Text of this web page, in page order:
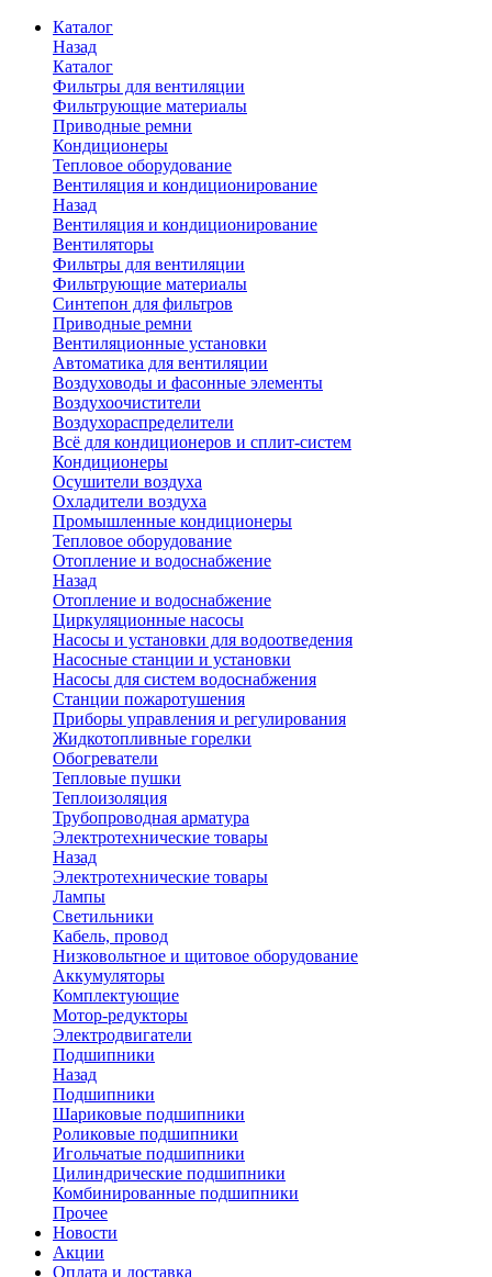
Каталог
Назад
Каталог
Фильтры для вентиляции
Фильтрующие материалы
Приводные ремни
Кондиционеры
Тепловое оборудование
Вентиляция и кондиционирование
Назад
Вентиляция и кондиционирование
Вентиляторы
Фильтры для вентиляции
Фильтрующие материалы
Синтепон для фильтров
Приводные ремни
Вентиляционные установки
Автоматика для вентиляции
Воздуховоды и фасонные элементы
Воздухоочистители
Воздухораспределители
Всё для кондиционеров и сплит-систем
Кондиционеры
Осушители воздуха
Охладители воздуха
Промышленные кондиционеры
Тепловое оборудование
Отопление и водоснабжение
Назад
Отопление и водоснабжение
Циркуляционные насосы
Насосы и установки для водоотведения
Насосные станции и установки
Насосы для систем водоснабжения
Станции пожаротушения
Приборы управления и регулирования
Жидкотопливные горелки
Обогреватели
Тепловые пушки
Теплоизоляция
Трубопроводная арматура
Электротехнические товары
Назад
Электротехнические товары
Лампы
Светильники
Кабель, провод
Низковольтное и щитовое оборудование
Аккумуляторы
Комплектующие
Мотор-редукторы
Электродвигатели
Подшипники
Назад
Подшипники
Шариковые подшипники
Роликовые подшипники
Игольчатые подшипники
Цилиндрические подшипники
Комбинированные подшипники
Прочее
Новости
Акции
Оплата и доставка